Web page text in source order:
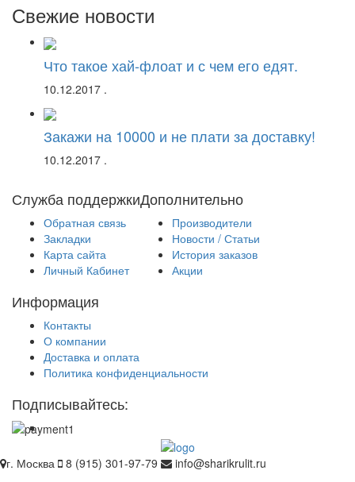
Свежие новости
Что такое хай-флоат и с чем его едят.
10.12.2017 .
Закажи на 10000 и не плати за доставку!
10.12.2017 .
Служба поддержки
Обратная связь
Закладки
Карта сайта
Личный Кабинет
Дополнительно
Производители
Новости / Статьи
История заказов
Акции
Информация
Контакты
О компании
Доставка и оплата
Политика конфиденциальности
Подписывайтесь:
г. Москва 8 (915) 301-97-79 info@sharikrulit.ru